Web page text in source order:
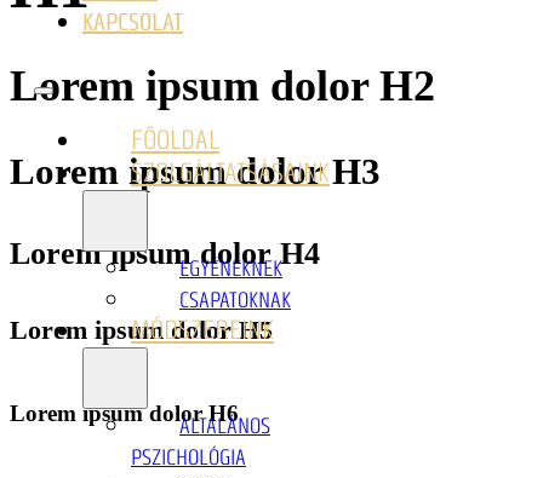
KAPCSOLAT
FŐOLDAL
SZOLGÁLTATSÁSAINK
EGYÉNEKNEK
CSAPATOKNAK
MÓDSZEREINK
ÁLTALÁNOS
PSZICHOLÓGIA
Lorem ipsum dolor H2
Lorem ipsum dolor H3
Lorem ipsum dolor H4
Lorem ipsum dolor H5
Lorem ipsum dolor H6